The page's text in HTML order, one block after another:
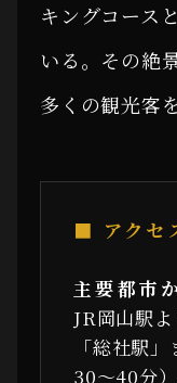
キングコース
いる。その絶
多くの観光客
■ アクセ
主要都市
JR岡山駅
「総社駅
30〜40分）